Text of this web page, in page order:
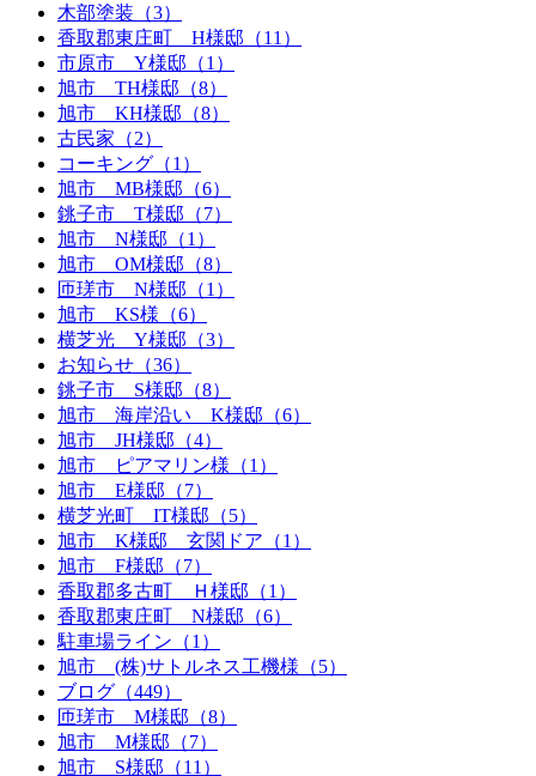
木部塗装（3）
香取郡東庄町 H様邸（11）
市原市 Y様邸（1）
旭市 TH様邸（8）
旭市 KH様邸（8）
古民家（2）
コーキング（1）
旭市 MB様邸（6）
銚子市 T様邸（7）
旭市 N様邸（1）
旭市 OM様邸（8）
匝瑳市 N様邸（1）
旭市 KS様（6）
横芝光 Y様邸（3）
お知らせ（36）
銚子市 S様邸（8）
旭市 海岸沿い K様邸（6）
旭市 JH様邸（4）
旭市 ピアマリン様（1）
旭市 E様邸（7）
横芝光町 IT様邸（5）
旭市 K様邸 玄関ドア（1）
旭市 F様邸（7）
香取郡多古町 Ｈ様邸（1）
香取郡東庄町 N様邸（6）
駐車場ライン（1）
旭市 (株)サトルネス工機様（5）
ブログ（449）
匝瑳市 M様邸（8）
旭市 M様邸（7）
旭市 S様邸（11）